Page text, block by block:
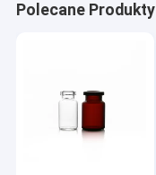
Polecane Produkty